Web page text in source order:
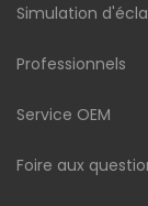
Simulation
Professionnels
Service OEM
Foire aux